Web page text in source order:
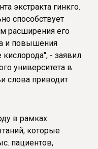
экстракта гинкго.
способствует
расширения его
и повышения
кислорода", - заявил
университета в
слова приводит
в рамках
которые
пациентов,